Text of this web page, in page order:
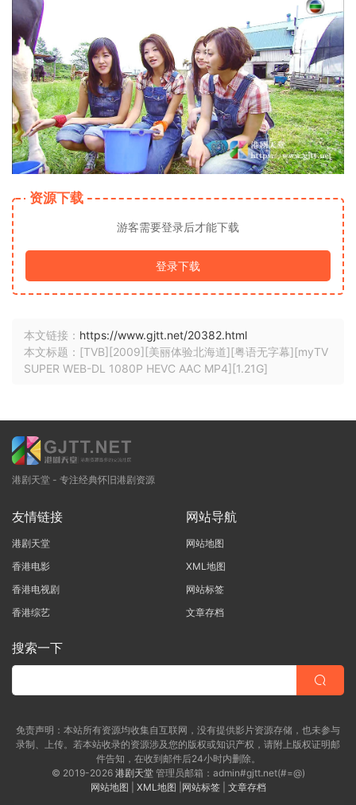
资源下载
游客需要登录后才能下载
登录下载
本文链接： https://www.gjtt.net/20382.html
本文标题：[TVB][2009][美丽体验北海道][粤语无字幕][myTV
SUPER WEB-DL 1080P HEVC AAC MP4][1.21G]
港剧天堂 - 专注经典怀旧港剧资源
友情链接
港剧天堂
香港电影
香港电视剧
香港综艺
网站导航
网站地图
XML地图
网站标签
文章存档
搜索一下
免责声明：本站所有资源均收集自互联网，没有提供影片资源存储，也未参与
录制、上传。若本站收录的资源涉及您的版权或知识产权，请附上版权证明邮
件告知，在收到邮件后24小时内删除。
© 2019-2026 港剧天堂管理员邮箱：admin#gjtt.net(#=@)
网站地图
XML地图 网站标签| 文章存档